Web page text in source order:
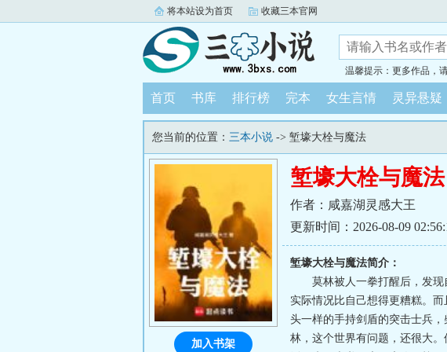
将本站设为首页 收藏三本官网
温馨提示：更多作品，
首页 书库 排行榜 完本 女生言情 灵异悬疑
您当前的位置： 三本小说 -> 堑壕大栓与魔法
堑壕大栓与魔法
作者：咸嘉湖灵感大王
更新时间：2026-08-09
堑壕大栓与魔法简介：
莫林被人一拳打醒后，发
实际情况比自己想得更糟糕。
头一样的手持剑盾的突击士兵
林，这个世界有问题，还很大。
加入书架